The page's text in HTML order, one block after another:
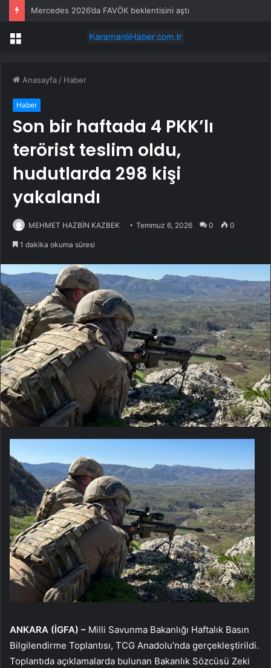
Mercedes 2026’da FAVÖK beklentisini aştı
Menü
Anasayfa / Haber
Haber
Son bir haftada 4 PKK’lı
terörist teslim oldu,
hudutlarda 298 kişi
yakalandı
MEHMET HAZBİN KAZBEK Temmuz 6, 2026 0 0
1 dakika okuma süresi
ANKARA (İGFA) – Milli Savunma Bakanlığı Haftalık Basın
Bilgilendirme Toplantısı, TCG Anadolu’nda gerçekleştirildi.
Toplantıda açıklamalarda bulunan Bakanlık Sözcüsü Zeki